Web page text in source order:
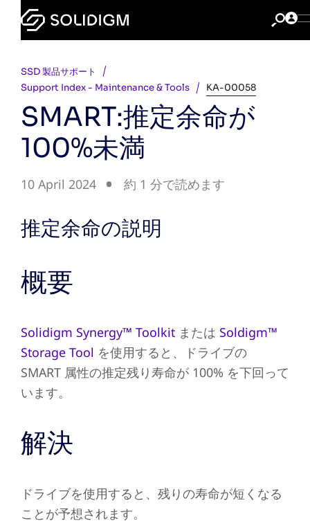
SSD 製品サポート
Support Index - Maintenance & Tools
KA-00058
SMART:推定余命が
100%未満
10 April 2024 約 1 分で読めます
推定余命の説明
概要
Solidigm Synergy™ Toolkitまたは Soldigm™
Storage Tool を使用すると、ドライブの
SMART 属性の推定残り寿命が 100% を下回って
います。
解決
ドライブを使用すると、残りの寿命が短くなる
ことが予想されます。